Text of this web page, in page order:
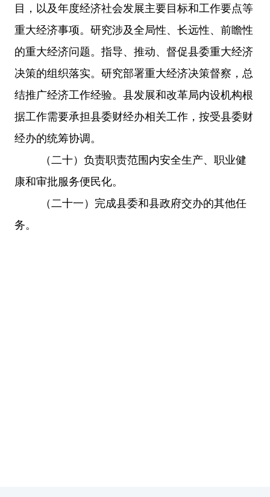
目，以及年度经济社会发展主要目标和工作要点等
重大经济事项。研究涉及全局性、长远性、前瞻性
的重大经济问题。指导、推动、督促县委重大经济
决策的组织落实。研究部署重大经济决策督察，总
结推广经济工作经验。县发展和改革局内设机构根
据工作需要承担县委财经办相关工作，按受县委财
经办的统筹协调。
（二十） 负责职责范围内安全生产、职业健
康和审批服务便民化。
（二十一）完成县委和县政府交办的其他任
务。